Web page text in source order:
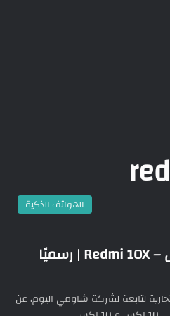
الهواتف الذكية
شاومي ريدمي 10 اكس – Redmi 10X | رسميًا
لتابعة لشركة شاومي اليوم، عن